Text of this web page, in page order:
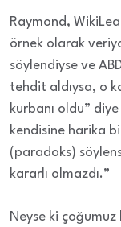
Raymond,
örnek olarak
söylendiyse ve
tehdit aldıysa, o
kurbanı oldu”
kendisine harika
(paradoks)
kararlı olmazdı.”
Neyse ki